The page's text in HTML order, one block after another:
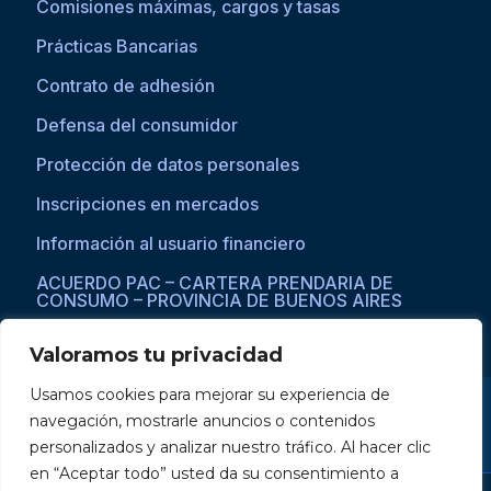
Valoramos tu privacidad
Usamos cookies para mejorar su experiencia de
navegación, mostrarle anuncios o contenidos
personalizados y analizar nuestro tráfico. Al hacer clic
en “Aceptar todo” usted da su consentimiento a
Comisiones máximas, cargos y tasas
Prácticas Bancarias
Contrato de adhesión
Defensa del consumidor
Protección de datos personales
Inscripciones en mercados
Información al usuario financiero
ACUERDO PAC – CARTERA PRENDARIA DE
CONSUMO – PROVINCIA DE BUENOS AIRES
Si asistís a una persona con dificultades visuales para acceder a la
web, por favor ingresar a través del explorador Microsoft Edge,
donde se habilita la opción de reproducción de texto a voz